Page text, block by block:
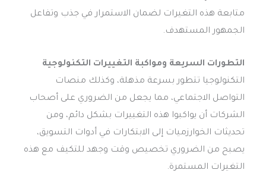
متابعة هذه التغيرات لضمان الاستمرار في جذب وتفاعل
الجمهور المستهدف.
التطورات السريعة ومواكبة التغييرات التكنولوجية
التكنولوجيا تتطور بسرعة مذهلة، وكذلك منصات
التواصل الاجتماعي، مما يجعل من الضروري على أصحاب
الشركات أن يواكبوا هذه التغييرات بشكل دائم، ومن
تحديثات الخوارزميات إلى الابتكارات في أدوات التسويق،
يصبح من الضروري تخصيص وقت وجهد للتكيف مع هذه
التغيرات المستمرة.